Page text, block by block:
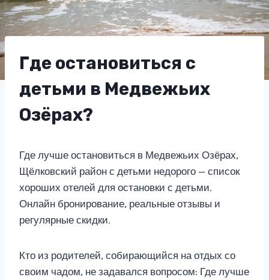
Где остановиться с
детьми в Медвежьих
Озёрах?
Где лучше остановиться в Медвежьих Озёрах,
Щёлковский район с детьми недорого — список
хороших отелей для остановки с детьми.
Онлайн бронирование, реальные отзывы и
регулярные скидки.
Кто из родителей, собирающийся на отдых со
своим чадом, не задавался вопросом: Где лучше